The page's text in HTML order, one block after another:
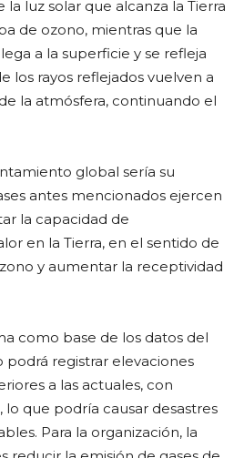
luz solar que alcanza la Tierra
de ozono, mientras que la
a la superficie y se refleja
los rayos reflejados vuelven a
la atmósfera, continuando el
global sería su
antes mencionados ejercen
la capacidad de
en la Tierra, en el sentido de
y aumentar la receptividad
como base de los datos del
podrá registrar elevaciones
a las actuales, con
lo que podría causar desastres
Para la organización, la